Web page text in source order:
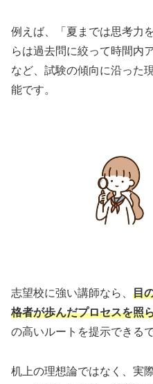
例えば、「夏までは思考力
らは過去問に絞って時間内
など、試験の傾向に沿った
能です。
志望校に強い講師なら、 目
格者が歩んだプロセスを照
の高いルートを提示できる
机上の理想論ではなく、実